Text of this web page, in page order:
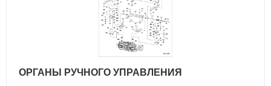
ОРГАНЫ РУЧНОГО УПРАВЛЕНИЯ